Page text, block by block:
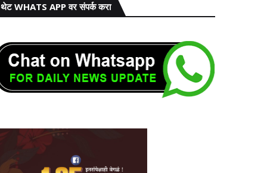
थेट WHATS APP वर संपर्क करा